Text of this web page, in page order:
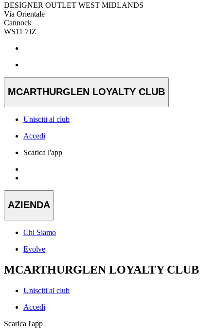
DESIGNER OUTLET WEST MIDLANDS
Via Orientale
Cannock
WS11 7JZ
MCARTHURGLEN LOYALTY CLUB
Unisciti al club
Accedi
Scarica l'app
AZIENDA
Chi Siamo
Evolve
MCARTHURGLEN LOYALTY CLUB
Unisciti al club
Accedi
Scarica l'app